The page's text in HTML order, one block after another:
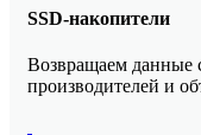
SSD-накопители
Возвращаем данные
производителей и